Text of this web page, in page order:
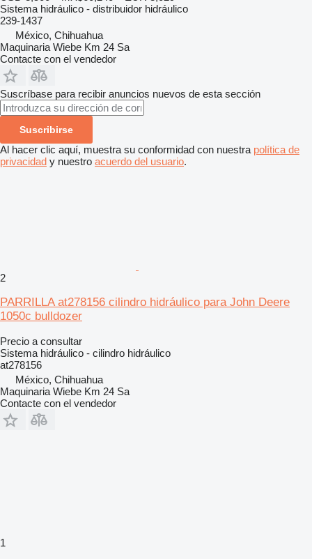
Sistema hidráulico - distribuidor hidráulico
239-1437
México, Chihuahua
Maquinaria Wiebe Km 24 Sa
Contacte con el vendedor
Suscríbase para recibir anuncios nuevos de esta sección
Suscribirse
Al hacer clic aquí, muestra su conformidad con nuestra política de
privacidad y nuestro acuerdo del usuario.
2
PARRILLA at278156 cilindro hidráulico para John Deere
1050c bulldozer
Precio a consultar
Sistema hidráulico - cilindro hidráulico
at278156
México, Chihuahua
Maquinaria Wiebe Km 24 Sa
Contacte con el vendedor
1